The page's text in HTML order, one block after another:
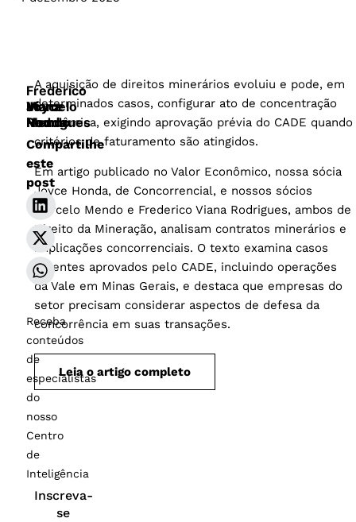
A aquisição de direitos minerários evoluiu e pode, em
determinados casos, configurar ato de concentração
econômica, exigindo aprovação prévia do CADE quando
critérios de faturamento são atingidos.
Em artigo publicado no Valor Econômico, nossa sócia
Joyce Honda, de Concorrencial, e nossos sócios
Marcelo Mendo e Frederico Viana Rodrigues, ambos de
Direito da Mineração, analisam contratos minerários e
implicações concorrenciais. O texto examina casos
recentes aprovados pelo CADE, incluindo operações
da Vale em Minas Gerais, e destaca que empresas do
setor precisam considerar aspectos de defesa da
concorrência em suas transações.
Leia o artigo completo
Frederico
Viana
Rodrigues
Joyce
Honda
Marcelo
Mendo
Compartilhe
este
post
Receba
conteúdos
de
especialistas
do
nosso
Centro
de
Inteligência
Inscreva-
se